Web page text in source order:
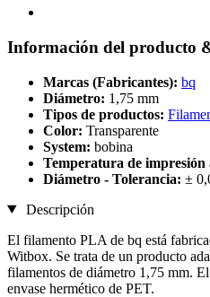
Información del producto
Marcas (Fabricantes): bq
Diámetro: 1,75 mm
Tipos de productos:
Color: Transparente
System: bobina
Temperatura de impresión
Diámetro - Tolerancia: ±
Descripción
El filamento PLA de bq está
Witbox. Se trata de un producto
filamentos de diámetro 1,75 mm.
envase hermético de PET.